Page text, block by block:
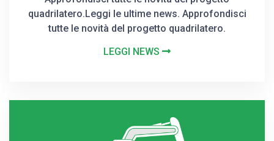
quadrilatero.Leggi le ultime news. Approfondisci
tutte le novità del progetto quadrilatero.
LEGGI NEWS